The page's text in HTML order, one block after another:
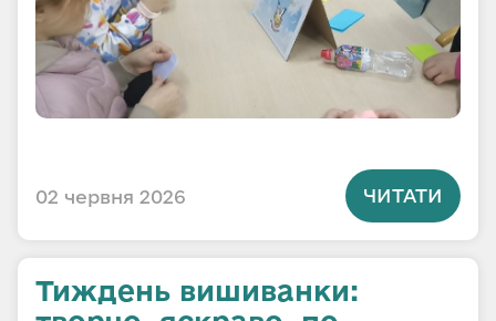
02 червня 2026 ЧИТАТИ
Тиждень вишиванки: